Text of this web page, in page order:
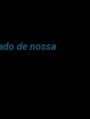
de nossa